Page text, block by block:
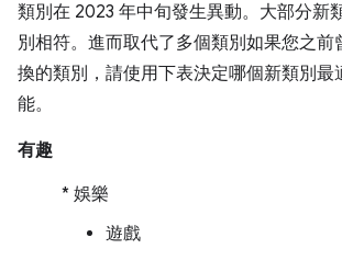
類別在 2023 年中旬發生異動。大部分新
別相符。進而取代了多個類別如果您之前
換的類別，請使用下表決定哪個新類別最
能。
有趣
* 娛樂
遊戲